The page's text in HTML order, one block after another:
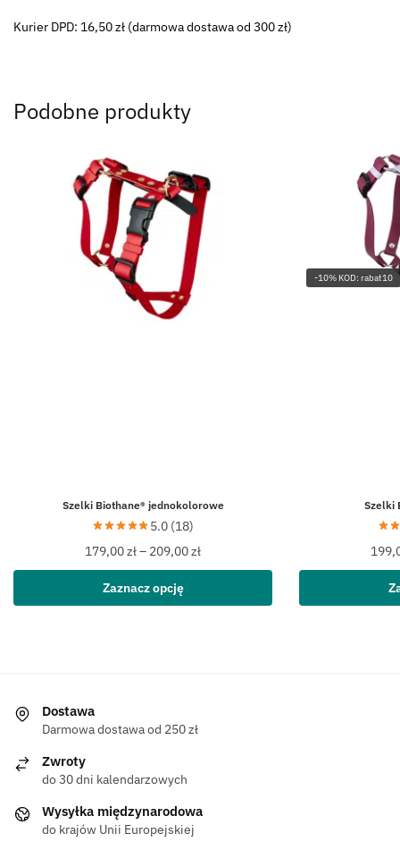
Kurier DPD: 16,50 zł (darmowa dostawa od 300 zł)
Podobne produkty
Szelki Biothane® jednokolorowe
5.0 (18)
179,00zł– 209,00zł
Zaznacz opcję
-10% KOD: rabat10
Szelki
Dostawa
Darmowa dostawa od 250 zł
Zwroty
do 30 dni kalendarzowych
Wysyłka międzynarodowa
do krajów Unii Europejskiej